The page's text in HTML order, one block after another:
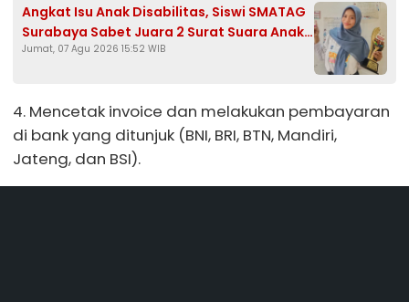
Angkat Isu Anak Disabilitas, Siswi SMATAG
Surabaya Sabet Juara 2 Surat Suara Anak
2026
Jumat, 07 Agu 2026 15:52 WIB
4. Mencetak invoice dan melakukan pembayaran
di bank yang ditunjuk (BNI, BRI, BTN, Mandiri,
Jateng, dan BSI).